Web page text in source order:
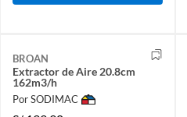
BROAN
Extractor de Aire 20.8cm
162m3/h
Por SODIMAC